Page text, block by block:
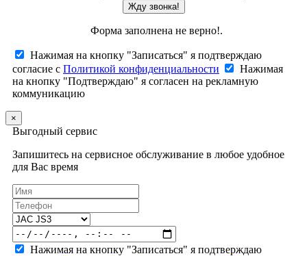
Жду звонка!
Форма заполнена не верно!.
Нажимая на кнопку "Записаться" я подтверждаю
согласие с Политикой конфиденциальности
Нажимая
на кнопку "Подтверждаю" я согласен на рекламную
коммуникацию
×
Выгодный сервис
Запишитесь на сервисное обслуживание в любое удобное
для Вас время
Нажимая на кнопку "Записаться" я подтверждаю